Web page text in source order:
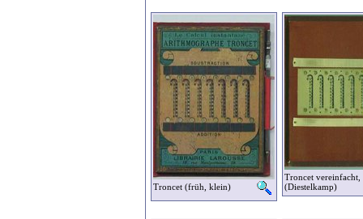
Troncet (früh, klein)
Troncet vereinfacht,
(Diestelkamp)